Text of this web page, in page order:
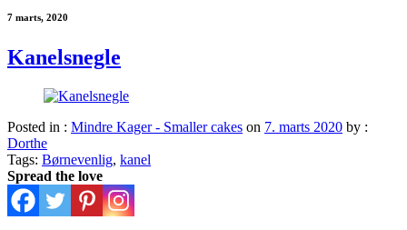
7 marts, 2020
Kanelsnegle
Posted in : Mindre Kager - Smaller cakes on 7. marts 2020 by :
Dorthe
Tags: Børnevenlig, kanel
Spread the love